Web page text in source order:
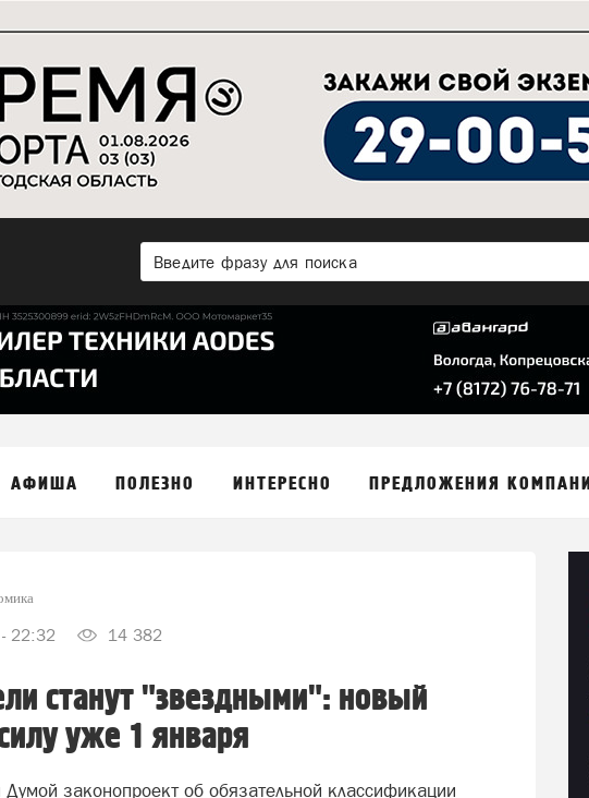
АФИША ПОЛЕЗНО ИНТЕРЕСНО ПРЕДЛОЖЕНИЯ
22:32 14 382
станут "звездными": новый
уже 1 января
законопроект об обязательной классификации